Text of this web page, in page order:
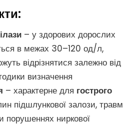
– у здорових дорослих
в межах 30–120 од/л,
відрізнятися залежно від
визначення
– характерне для гострого
підшлункової залози, травм
порушеннях ниркової